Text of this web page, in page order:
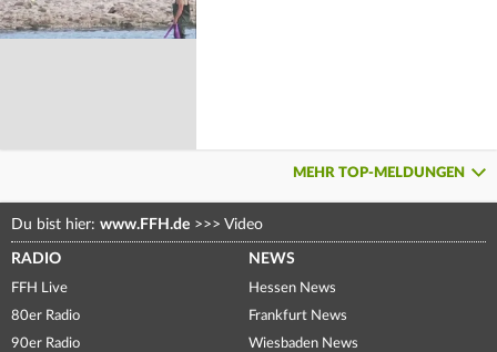
MEHR TOP-MELDUNGEN
Du bist hier: www.FFH.de >>> Video
RADIO
FFH Live
80er Radio
90er Radio
NEWS
Hessen News
Frankfurt News
Wiesbaden News